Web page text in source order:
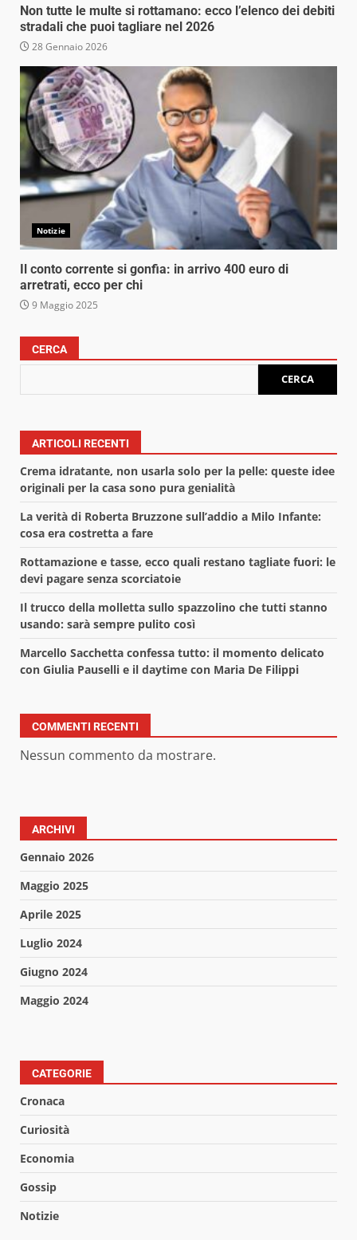
Non tutte le multe si rottamano: ecco l’elenco dei debiti
stradali che puoi tagliare nel 2026
28 Gennaio 2026
Notizie
Il conto corrente si gonfia: in arrivo 400 euro di
arretrati, ecco per chi
9 Maggio 2025
CERCA
CERCA
ARTICOLI RECENTI
Crema idratante, non usarla solo per la pelle: queste idee
originali per la casa sono pura genialità
La verità di Roberta Bruzzone sull’addio a Milo Infante:
cosa era costretta a fare
Rottamazione e tasse, ecco quali restano tagliate fuori: le
devi pagare senza scorciatoie
Il trucco della molletta sullo spazzolino che tutti stanno
usando: sarà sempre pulito così
Marcello Sacchetta confessa tutto: il momento delicato
con Giulia Pauselli e il daytime con Maria De Filippi
COMMENTI RECENTI
Nessun commento da mostrare.
ARCHIVI
Gennaio 2026
Maggio 2025
Aprile 2025
Luglio 2024
Giugno 2024
Maggio 2024
CATEGORIE
Cronaca
Curiosità
Economia
Gossip
Notizie